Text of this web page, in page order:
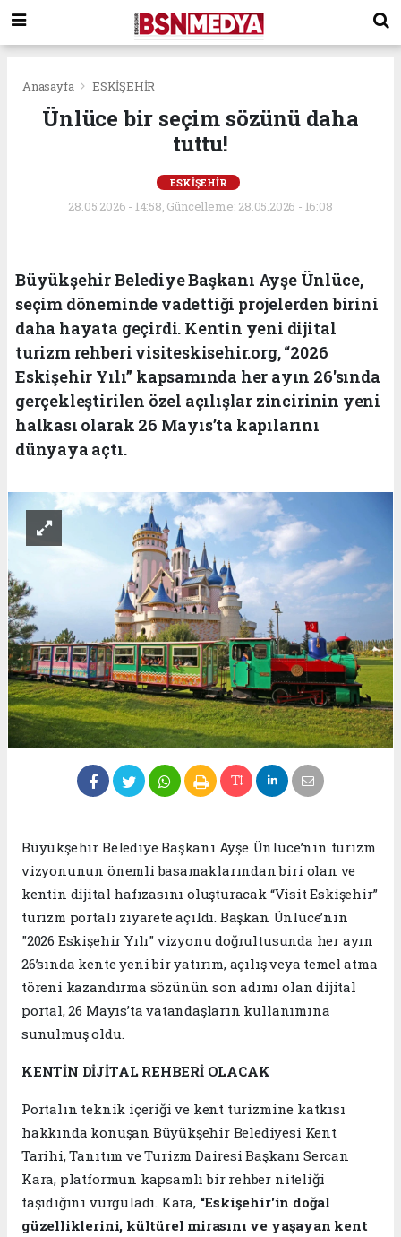
Anasayfa ESKİŞEHİR
Ünlüce bir seçim sözünü daha
tuttu!
ESKİŞEHİR
28.05.2026 - 14:58, Güncelleme: 28.05.2026 - 16:08
Büyükşehir Belediye Başkanı Ayşe Ünlüce,
seçim döneminde vadettiği projelerden birini
daha hayata geçirdi. Kentin yeni dijital
turizm rehberi visiteskisehir.org, “2026
Eskişehir Yılı” kapsamında her ayın 26'sında
gerçekleştirilen özel açılışlar zincirinin yeni
halkası olarak 26 Mayıs’ta kapılarını
dünyaya açtı.
Büyükşehir Belediye Başkanı Ayşe Ünlüce’nin turizm
vizyonunun önemli basamaklarından biri olan ve
kentin dijital hafızasını oluşturacak “Visit Eskişehir”
turizm portalı ziyarete açıldı. Başkan Ünlüce’nin
"2026 Eskişehir Yılı" vizyonu doğrultusunda her ayın
26’sında kente yeni bir yatırım, açılış veya temel atma
töreni kazandırma sözünün son adımı olan dijital
portal, 26 Mayıs’ta vatandaşların kullanımına
sunulmuş oldu.
KENTİN DİJİTAL REHBERİ OLACAK
Portalın teknik içeriği ve kent turizmine katkısı
hakkında konuşan Büyükşehir Belediyesi Kent
Tarihi, Tanıtım ve Turizm Dairesi Başkanı Sercan
Kara, platformun kapsamlı bir rehber niteliği
taşıdığını vurguladı. Kara, “Eskişehir'in doğal
güzelliklerini, kültürel mirasını ve yaşayan kent